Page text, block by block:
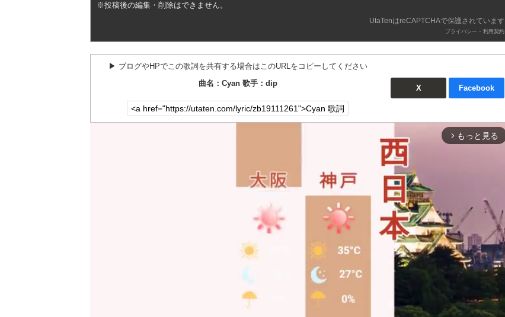
※投稿後の編集・削除はできません。
UtaTenはreCAPTCHAで保護されています
プライバシー - 利用契約
▶︎ ブログやHPでこの歌詞を共有する場合はこのURLをコピーしてください
曲名：Cyan 歌手：dip
X Facebook
arrow_forward_ios もっと見る